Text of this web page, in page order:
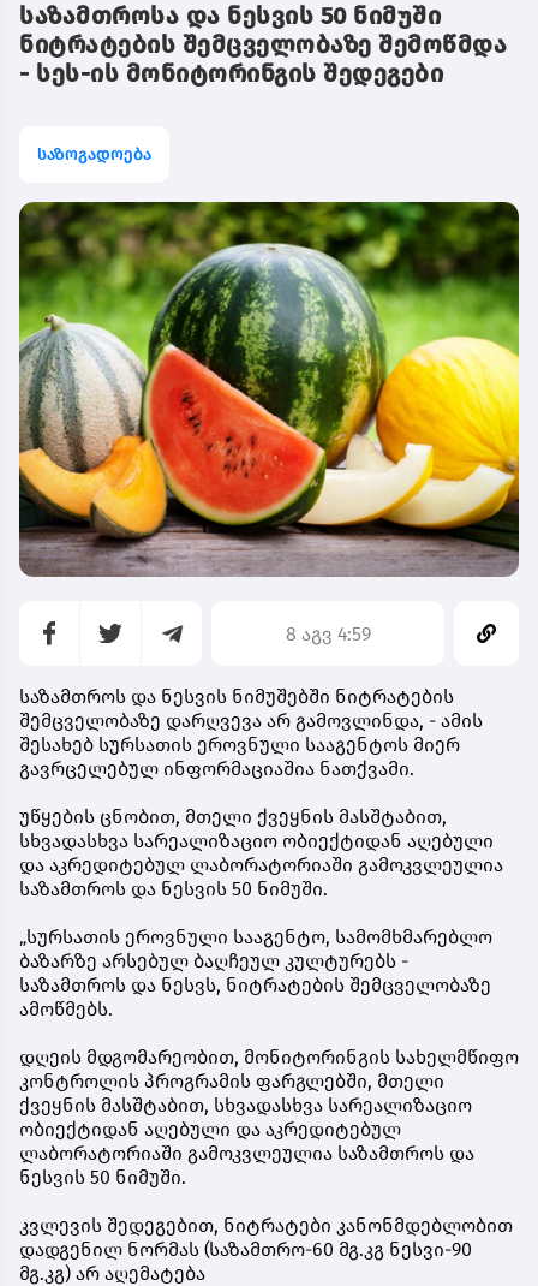
საზამთროსა და ნესვის 50 ნიმუში
ნიტრატების შემცველობაზე შემოწმდა
- სეს-ის მონიტორინგის შედეგები
საზოგადოება
8 აგვ 4:59
საზამთროს და ნესვის ნიმუშებში ნიტრატების
შემცველობაზე დარღვევა არ გამოვლინდა, - ამის
შესახებ სურსათის ეროვნული სააგენტოს მიერ
გავრცელებულ ინფორმაციაშია ნათქვამი.
უწყების ცნობით, მთელი ქვეყნის მასშტაბით,
სხვადასხვა სარეალიზაციო ობიექტიდან აღებული
და აკრედიტებულ ლაბორატორიაში გამოკვლეულია
საზამთროს და ნესვის 50 ნიმუში.
„სურსათის ეროვნული სააგენტო, სამომხმარებლო
ბაზარზე არსებულ ბაღჩეულ კულტურებს -
საზამთროს და ნესვს, ნიტრატების შემცველობაზე
ამოწმებს.
დღეის მდგომარეობით, მონიტორინგის სახელმწიფო
კონტროლის პროგრამის ფარგლებში, მთელი
ქვეყნის მასშტაბით, სხვადასხვა სარეალიზაციო
ობიექტიდან აღებული და აკრედიტებულ
ლაბორატორიაში გამოკვლეულია საზამთროს და
ნესვის 50 ნიმუში.
კვლევის შედეგებით, ნიტრატები კანონმდებლობით
დადგენილ ნორმას (საზამთრო-60 მგ.კგ ნესვი-90
მგ.კგ) არ აღემატება